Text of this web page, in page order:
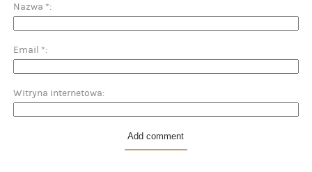
Nazwa *
Email *
Witryna internetowa